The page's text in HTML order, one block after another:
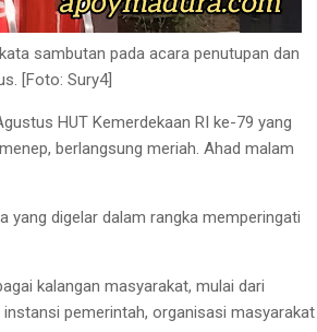
sambutan pada acara penutupan dan
[Foto: Sury4]
HUT Kemerdekaan RI ke-79 yang
berlangsung meriah. Ahad malam
yang digelar dalam rangka memperingati
kalangan masyarakat, mulai dari
pemerintah, organisasi masyarakat